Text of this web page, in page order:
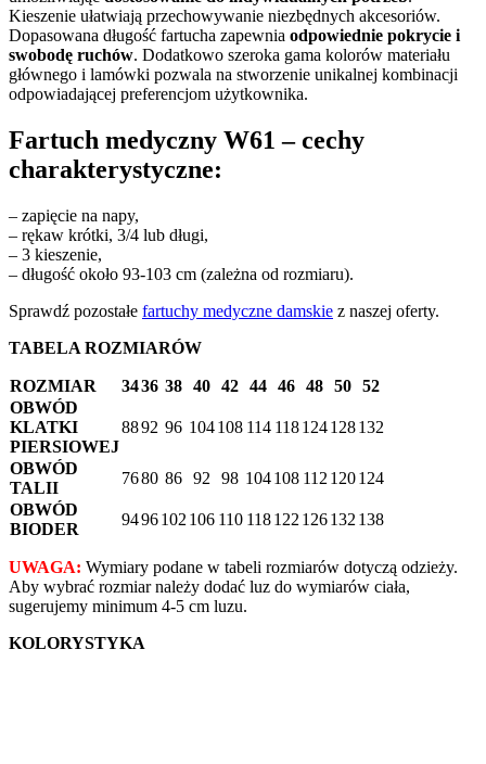
Kieszenie ułatwiają przechowywanie niezbędnych akcesoriów.
Dopasowana długość fartucha zapewnia odpowiednie pokrycie i
swobodę ruchów. Dodatkowo szeroka gama kolorów materiału
głównego i lamówki pozwala na stworzenie unikalnej kombinacji
odpowiadającej preferencjom użytkownika.
Fartuch medyczny W61 – cechy
charakterystyczne:
– zapięcie na napy,
– rękaw krótki, 3/4 lub długi,
– 3 kieszenie,
– długość około 93-103 cm (zależna od rozmiaru).
Sprawdź pozostałe fartuchy medyczne damskie z naszej oferty.
TABELA ROZMIARÓW
ROZMIAR 3436 38 40 42 44 46 48 50 52
OBWÓD
KLATKI
PIERSIOWEJ
8892 96 104108 114 118 124128132
OBWÓD
TALII
7680 86 92 98 104108 112 120124
OBWÓD
BIODER
9496102 106 110 118 122 126132 138
UWAGA: Wymiary podane w tabeli rozmiarów dotyczą odzieży.
Aby wybrać rozmiar należy dodać luz do wymiarów ciała,
sugerujemy minimum 4-5 cm luzu.
KOLORYSTYKA